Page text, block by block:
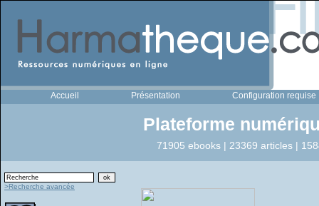
Accueil Présentation Configuration requise
Plateforme
71905 ebooks | 23369 articles |
>Recherche avancée